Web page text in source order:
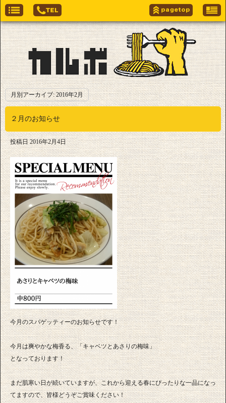
月別アーカイブ:2016年2月
２月のお知らせ
投稿日 2016年2月4日
今月のスパゲッティーのお知らせです！
今月は爽やかな梅香る、「キャベツとあさりの梅味」
となっております！
まだ肌寒い日が続いていますが、これから迎える春にぴったりな一品になっ
てますので、皆様どうぞご賞味ください！